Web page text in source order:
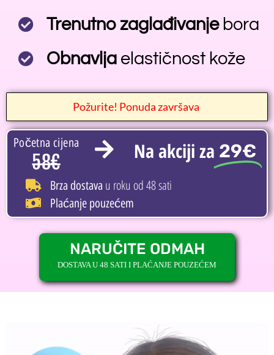
Trenutno zaglađivanjebora
Obnavlja elastičnost kože
Požurite! Ponuda završava
Početna cijena
58€ Na akciji za 29€
Brza dostava u roku od 48 sati
Plaćanje pouzećem
NARUČITE ODMAH
DOSTAVA U 48 SATI I PLAĆANJE POUZEĆEM